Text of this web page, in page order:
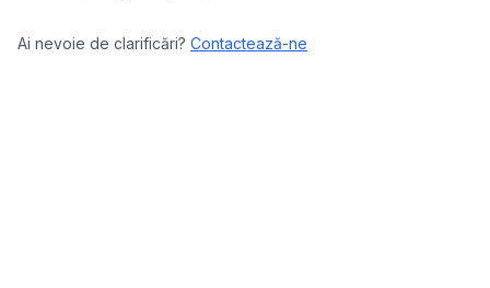
Ai nevoie de clarificări? Contactează-ne